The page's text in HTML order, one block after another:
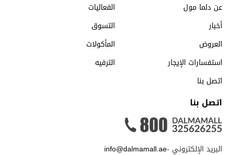
عن دلما مول
الفعاليات
أخبار
التسوق
العروض
المأكولات
استفسارات الإيجار
الترفيه
اتصل بنا
اتصل بنا
البريد الإلكتروني -info@dalmamall.ae